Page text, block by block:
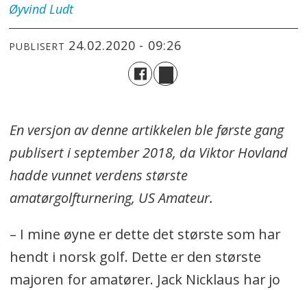
Øyvind Ludt
PUBLISERT 24.02.2020 - 09:26
En versjon av denne artikkelen ble første gang
publisert i september 2018, da Viktor Hovland
hadde vunnet verdens største
amatørgolfturnering, US Amateur.
– I mine øyne er dette det største som har
hendt i norsk golf. Dette er den største
majoren for amatører. Jack Nicklaus har jo